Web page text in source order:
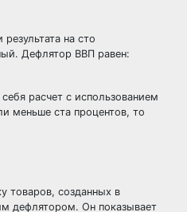
на сто
Дефлятор ВВП равен:
расчет с использованием
меньше ста процентов, то
товаров, созданных в
дефлятором. Он показывает